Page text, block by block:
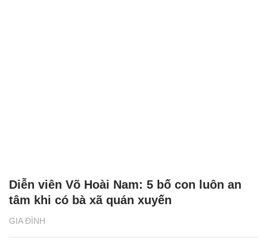
GIA ĐÌNH
Diễn viên Võ Hoài Nam: 5 bố con luôn an
tâm khi có bà xã quán xuyến